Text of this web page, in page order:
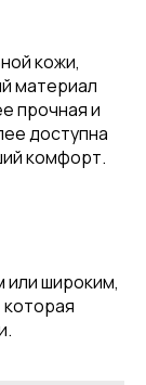
кожи,
материал
прочная и
доступна
комфорт.
или широким,